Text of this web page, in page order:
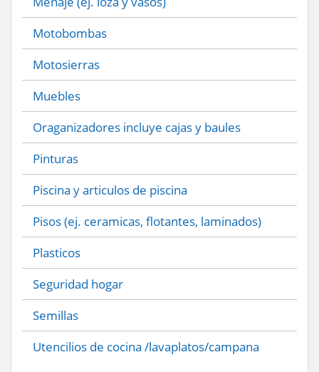
Motobombas
Motosierras
Muebles
Oraganizadores incluye cajas y baules
Pinturas
Piscina y articulos de piscina
Pisos (ej. ceramicas, flotantes, laminados)
Plasticos
Seguridad hogar
Semillas
Utencilios de cocina /lavaplatos/campana